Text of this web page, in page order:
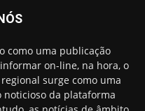
como uma publicação
on-line, na hora, o
surge como uma
da plataforma